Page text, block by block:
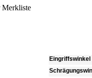
Merkliste
Eingriffswinkel